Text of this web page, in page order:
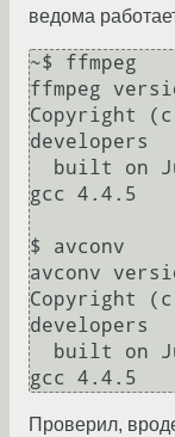
ведома
~$ ffmpeg
ffmpeg
Copyright
developers
gcc 4.4.5
$ avconv
avconv
Copyright
developers
Проверил,